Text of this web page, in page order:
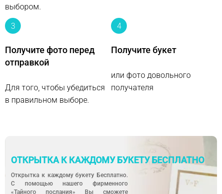
выбором.
3
Получите фото перед
отправкой
Для того, чтобы убедиться
в правильном выборе.
4
Получите букет
или фото довольного
получателя
ОТКРЫТКА К КАЖДОМУ БУКЕТУ БЕСПЛАТНО
Открытка к каждому букету Бесплатно.
С помощью нашего фирменного
«Тайного послания» Вы сможете